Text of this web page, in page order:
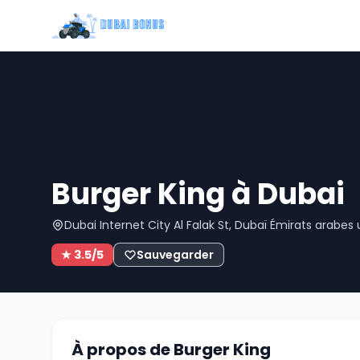
Burger King à Dubai
Dubai Internet City Al Falak St, Dubaï Émirats arabes
★ 3.5/5
Sauvegarder
À propos de Burger King